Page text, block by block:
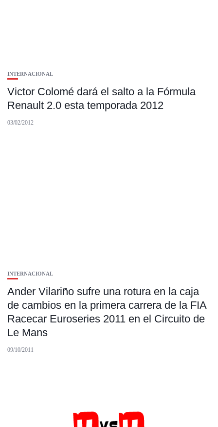
INTERNACIONAL
Victor Colomé dará el salto a la Fórmula
Renault 2.0 esta temporada 2012
03/02/2012
INTERNACIONAL
Ander Vilariño sufre una rotura en la caja
de cambios en la primera carrera de la FIA
Racecar Euroseries 2011 en el Circuito de
Le Mans
09/10/2011